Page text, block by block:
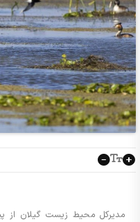
مدیرکل محیط زیست گیلان از